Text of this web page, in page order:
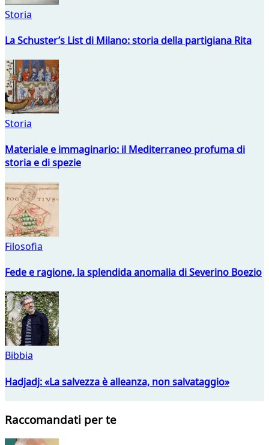
Storia
La Schuster’s List di Milano: storia della partigiana Rita
Storia
Materiale e immaginario: il Mediterraneo profuma di
storia e di spezie
Filosofia
Fede e ragione, la splendida anomalia di Severino Boezio
Bibbia
Hadjadj: «La salvezza è alleanza, non salvataggio»
Raccomandati per te